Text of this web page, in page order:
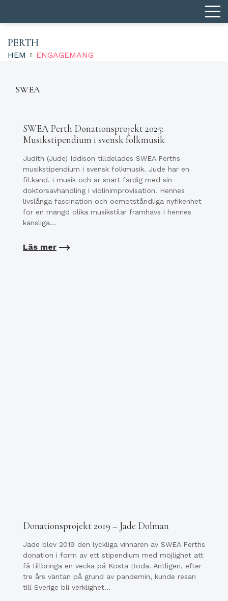
PERTH
HEM ENGAGEMANG
SWEA
SWEA Perth Donationsprojekt 2025:
Musikstipendium i svensk folkmusik
Judith (Jude) Iddison tilldelades SWEA Perths
musikstipendium i svensk folkmusik. Jude har en
fil.kand. i musik och är snart färdig med sin
doktorsavhandling i violinimprovisation. Hennes
livslånga fascination och oemotståndliga nyfikenhet
för en mängd olika musikstilar framhävs i hennes
känsliga…
Läs mer
Donationsprojekt 2019 – Jade Dolman
Jade blev 2019 den lyckliga vinnaren av SWEA Perths
donation i form av ett stipendium med möjlighet att
få tillbringa en vecka på Kosta Boda. Äntligen, efter
tre års väntan på grund av pandemin, kunde resan
till Sverige bli verklighet…